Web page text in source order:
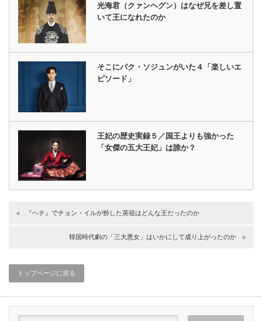
光海君（クァンヘグン）はなぜ兄を差し置
いて王になれたのか
そこにパク・ソジュンがいた４「楽しいエ
ピソード」
王妃の歴史実録５／国王よりも強かった
「女傑の五大王妃」は誰か？
『ヘチ』でチョン・イルが扮した英祖はどんな王だったのか
韓国時代劇の「三大悪女」はいかにして成り上がったのか
トップページに戻る